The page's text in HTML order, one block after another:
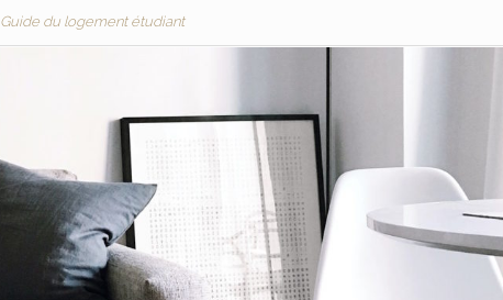
Guide du logement étudiant